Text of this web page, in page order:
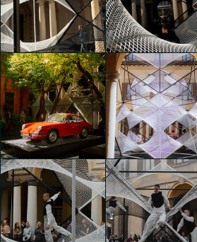
The Art of Dreams
Sofia Ciccarelli
The Art of Dreams
Sizhu Li
The Art of Dreams
Sizhu Li
The Art of Dreams
Sizhu Li
The Art of Dreams
The Art of Dreams